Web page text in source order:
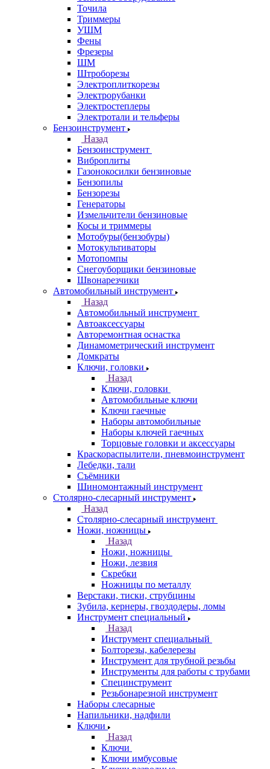
Точила
Триммеры
УШМ
Фены
Фрезеры
ШМ
Штроборезы
Электроплиткорезы
Электрорубанки
Электростеплеры
Электротали и тельферы
Бензоинструмент
Назад
Бензоинструмент
Виброплиты
Газонокосилки бензиновые
Бензопилы
Бензорезы
Генераторы
Измельчители бензиновые
Косы и триммеры
Мотобуры(бензобуры)
Мотокультиваторы
Мотопомпы
Снегоуборщики бензиновые
Швонарезчики
Автомобильный инструмент
Назад
Автомобильный инструмент
Автоаксессуары
Авторемонтная оснастка
Динамометрический инструмент
Домкраты
Ключи, головки
Назад
Ключи, головки
Автомобильные ключи
Ключи гаечные
Наборы автомобильные
Наборы ключей гаечных
Торцовые головки и аксессуары
Краскораспылители, пневмоинструмент
Лебедки, тали
Съёмники
Шиномонтажный инструмент
Столярно-слесарный инструмент
Назад
Столярно-слесарный инструмент
Ножи, ножницы
Назад
Ножи, ножницы
Ножи, лезвия
Скребки
Ножницы по металлу
Верстаки, тиски, струбцины
Зубила, кернеры, гвоздодеры, ломы
Инструмент специальный
Назад
Инструмент специальный
Болторезы, кабелерезы
Инструмент для трубной резьбы
Инструменты для работы с трубами
Специнструмент
Резьбонарезной инструмент
Наборы слесарные
Напильники, надфили
Ключи
Назад
Ключи
Ключи имбусовые